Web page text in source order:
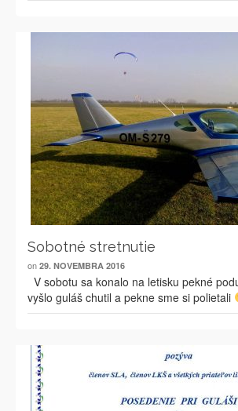
Sobotné stretnutie
on 29. NOVEMBRA 2016
V sobotu sa konalo na letisku pekné
vyšlo guláš chutil a pekne sme si polietali